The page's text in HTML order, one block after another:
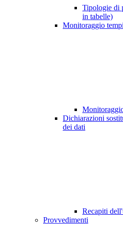
Tipologie di
in tabelle)
Monitoraggio
Dichiarazioni
dei dati
Recapiti
Provvedimenti